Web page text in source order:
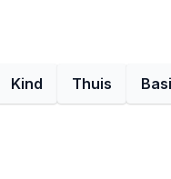
Kind Thuis